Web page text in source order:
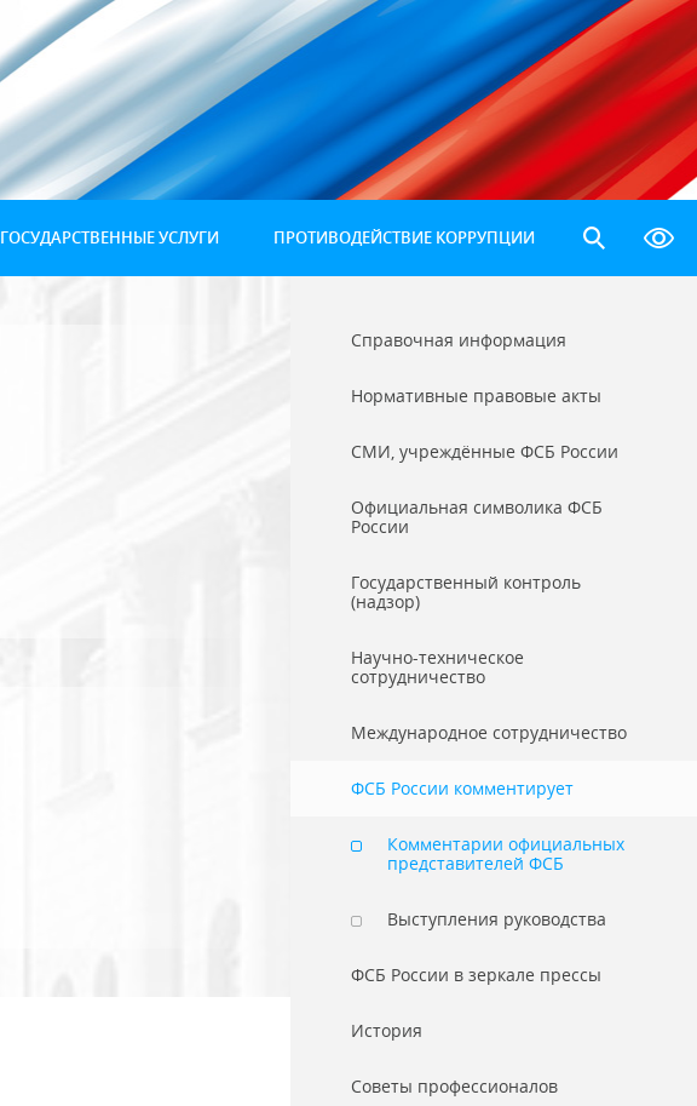
ГОСУДАРСТВЕННЫЕ УСЛУГИ ПРОТИВОДЕЙСТВИЕ КОРРУПЦИИ
Справочная информация
Нормативные правовые акты
СМИ, учреждённые ФСБ России
Официальная символика ФСБ
России
Государственный контроль
(надзор)
Научно-техническое
сотрудничество
Международное сотрудничество
ФСБ России комментирует
Комментарии официальных
представителей ФСБ
Выступления руководства
ФСБ России в зеркале прессы
История
Советы профессионалов